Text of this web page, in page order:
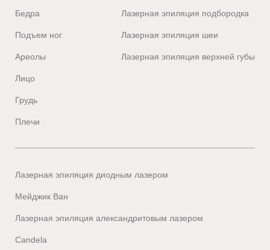
Бедра
Подъем ног
Ареолы
Лицо
Грудь
Плечи
Лазерная эпиляция подбородка
Лазерная эпиляция шеи
Лазерная эпиляция верхней губы
Лазерная эпиляция диодным лазером
Мейджик Ван
Лазерная эпиляция александритовым лазером
Candela